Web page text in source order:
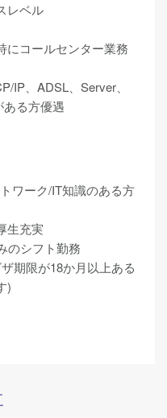
レベル
にコールセンター業務
IP、ADSL、Server、
ある方優遇
ワーク/IT知識のある方
生充実
のシフト勤務
期限が18か月以上ある
)